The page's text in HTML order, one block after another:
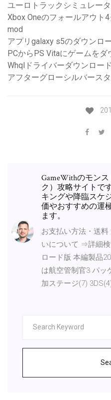
ユーロトラックシミュレー
Xbox Oneのフォールアウト
mod
アプリgalaxy s5のダウンロ
PCからPS Vitaにゲームを
Whqlドライバーダウンロー
アフターグローシルバース
GameWithのモン
ク）攻略サイトで
キングや降臨スケ
価やおすすめの運
ます。
お支払い方法・送
いについて ⇒詳細
ロード版 本編製品
は航空管制官3 パッ
加ステージ(7)